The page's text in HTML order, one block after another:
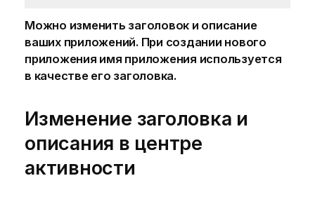
Можно изменить заголовок и описание
ваших приложений. При создании нового
приложения имя приложения используется
в качестве его заголовка.
Изменение заголовка и
описания в центре
активности